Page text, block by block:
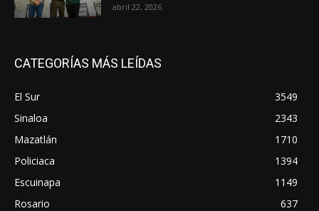
abril 22, 2026
CATEGORÍAS MÁS LEÍDAS
El Sur
3549
Sinaloa
2343
Mazatlán
1710
Policiaca
1394
Escuinapa
1149
Rosario
637